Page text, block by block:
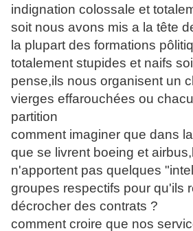
indignation colossale et
soit nous avons mis a la tête
la plupart des formations
totalement stupides et naifs
pense,ils nous organisent un
vierges effarouchées ou
partition
comment imaginer que dans
que se livrent boeing et
n'apportent pas quelques
groupes respectifs pour qu'ils
décrocher des contrats ?
comment croire que nos